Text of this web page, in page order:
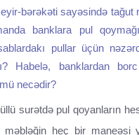
bərəkəti sayəsində tağut
banklara pul
pullar üçün
Habelə, banklardan
necədir?
surətdə pul qoyanların
heç bir maneəsi